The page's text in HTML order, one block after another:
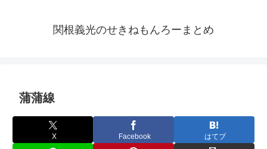
関根義光のせきねもんろーまとめ
蒲蒲線
X Facebook はてブ